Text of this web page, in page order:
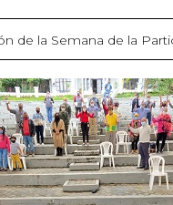
de la Semana de la